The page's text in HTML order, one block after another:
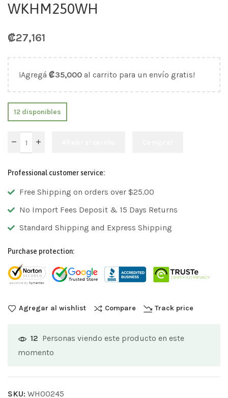
WKHM250WH
₡27,161
¡Agregá ₡35,000 al carrito para un envío gratis!
12 disponibles
Professional customer service:
Free Shipping on orders over $25.00
No Import Fees Deposit & 15 Days Returns
Standard Shipping and Express Shipping
Purchase protection:
Agregar al wishlist Compare Track price
12 Personas viendo este producto en este
momento
SKU: WH00245